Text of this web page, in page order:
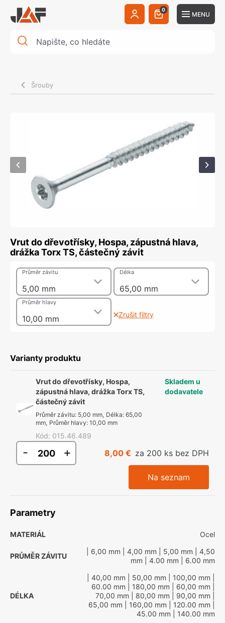
0
MENU
Šrouby
Vrut do dřevotřísky, Hospa, zápustná hlava,
drážka Torx TS, částečný závit
5,00 mm
Průměr závitu
65,00 mm
Délka
10,00 mm
Průměr hlavy
Zrušit filtry
Varianty produktu
Vrut do dřevotřísky, Hospa,
zápustná hlava, drážka Torx TS,
částečný závit
Průměr závitu: 5,00 mm, Délka:65,00
mm, Průměr hlavy:10,00 mm
Kód: 015.46.489
Skladem u
dodavatele
- + 8,00 € za 200 ks bez DPH
Na seznam
Parametry
MATERIÁL Ocel
PRŮMĚR ZÁVITU
| 6,00 mm | 4,00 mm | 5,00 mm | 4,50
mm | 4.00 mm | 6.00 mm
DÉLKA
| 40,00 mm | 50,00 mm | 100,00 mm
60.00 mm | 180,00 mm | 60,00 mm
70,00 mm | 80,00 mm | 90,00 mm
65,00 mm | 160,00 mm | 120.00 mm
45.00 mm | 140.00 mm